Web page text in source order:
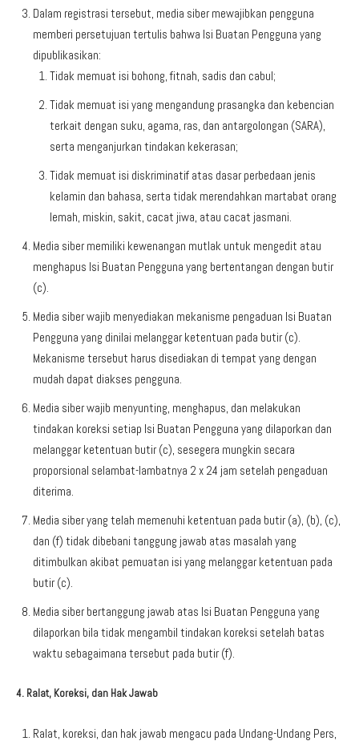
Dalam registrasi tersebut, media siber mewajibkan pengguna
memberi persetujuan tertulis bahwa Isi Buatan Pengguna yang
dipublikasikan:
Tidak memuat isi bohong, fitnah, sadis dan cabul;
Tidak memuat isi yang mengandung prasangka dan kebencian
terkait dengan suku, agama, ras, dan antargolongan (SARA),
serta menganjurkan tindakan kekerasan;
Tidak memuat isi diskriminatif atas dasar perbedaan jenis
kelamin dan bahasa, serta tidak merendahkan martabat orang
lemah, miskin, sakit, cacat jiwa, atau cacat jasmani.
Media siber memiliki kewenangan mutlak untuk mengedit atau
menghapus Isi Buatan Pengguna yang bertentangan dengan butir
(c).
Media siber wajib menyediakan mekanisme pengaduan Isi Buatan
Pengguna yang dinilai melanggar ketentuan pada butir (c).
Mekanisme tersebut harus disediakan di tempat yang dengan
mudah dapat diakses pengguna.
Media siber wajib menyunting, menghapus, dan melakukan
tindakan koreksi setiap Isi Buatan Pengguna yang dilaporkan dan
melanggar ketentuan butir (c), sesegera mungkin secara
proporsional selambat-lambatnya 2 x 24 jam setelah pengaduan
diterima.
Media siber yang telah memenuhi ketentuan pada butir (a), (b), (c),
dan (f) tidak dibebani tanggung jawab atas masalah yang
ditimbulkan akibat pemuatan isi yang melanggar ketentuan pada
butir (c).
Media siber bertanggung jawab atas Isi Buatan Pengguna yang
dilaporkan bila tidak mengambil tindakan koreksi setelah batas
waktu sebagaimana tersebut pada butir (f).
4. Ralat, Koreksi, dan Hak Jawab
Ralat, koreksi, dan hak jawab mengacu pada Undang-Undang Pers,